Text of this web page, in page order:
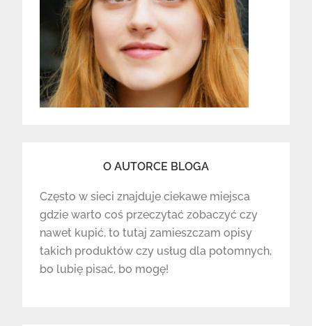
O AUTORCE BLOGA
Często w sieci znajduje ciekawe miejsca
gdzie warto coś przeczytać zobaczyć czy
nawet kupić, to tutaj zamieszczam opisy
takich produktów czy usług dla potomnych,
bo lubię pisać, bo mogę!